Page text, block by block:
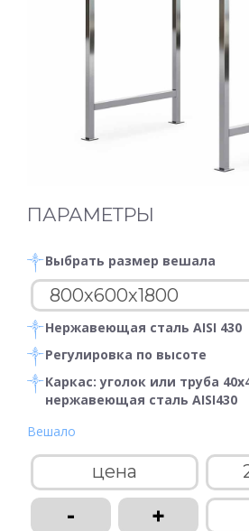
ПАРАМЕТРЫ
Выбрать размер вешала
Нержавеющая сталь AISI 430
Регулировка по высоте
Каркас: уголок или труба
нержавеющая сталь AISI430
Вешало
цена
- +